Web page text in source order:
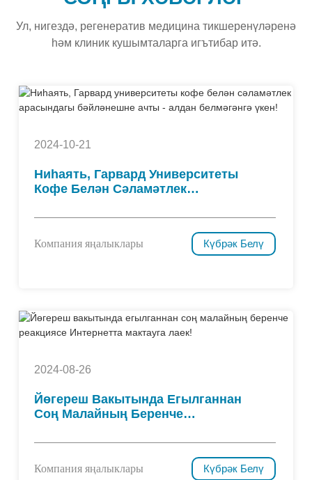
Ул, нигездә, регенератив медицина тикшеренүләренә
һәм клиник кушымталарга игътибар итә.
2024-10-21
Ниһаять, Гарвард Университеты
Кофе Белән Сәламәтлек
Алдан Белмәгәнгә Үкен!
Компания яңалыклары Күбрәк Белү
2024-08-26
Йөгереш Вакытында Егылганнан
Соң Малайның Беренче
Лаек!
Компания яңалыклары Күбрәк Белү